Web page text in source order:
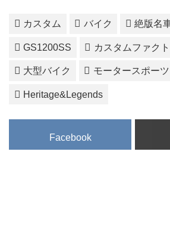
カスタム バイク 絶版名
GS1200SS カスタムファク
大型バイク モータースポーツ
Heritage&Legends
Facebook